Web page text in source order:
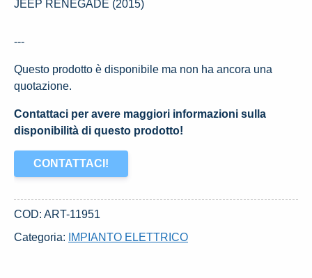
JEEP RENEGADE (2015)
---
Questo prodotto è disponibile ma non ha ancora una
quotazione.
Contattaci per avere maggiori informazioni sulla
disponibilità di questo prodotto!
CONTATTACI!
COD: ART-11951
Categoria:
IMPIANTO ELETTRICO